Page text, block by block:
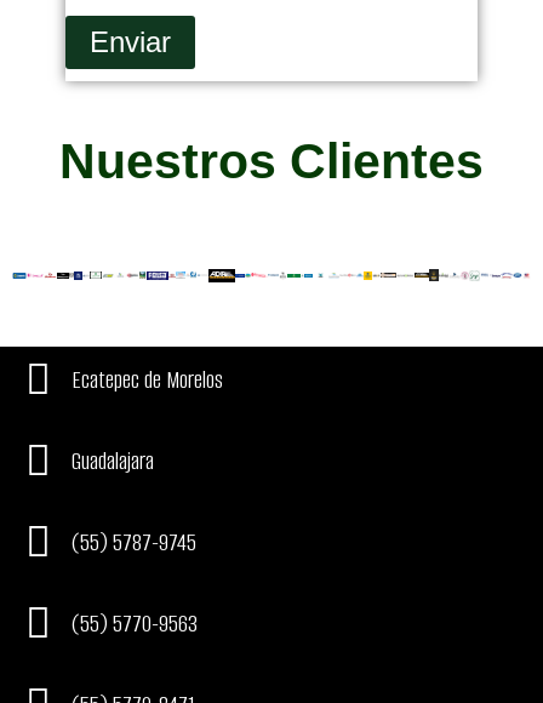
Nuestros Clientes
Ecatepec de Morelos
Guadalajara
(55) 5787-9745
(55) 5770-9563